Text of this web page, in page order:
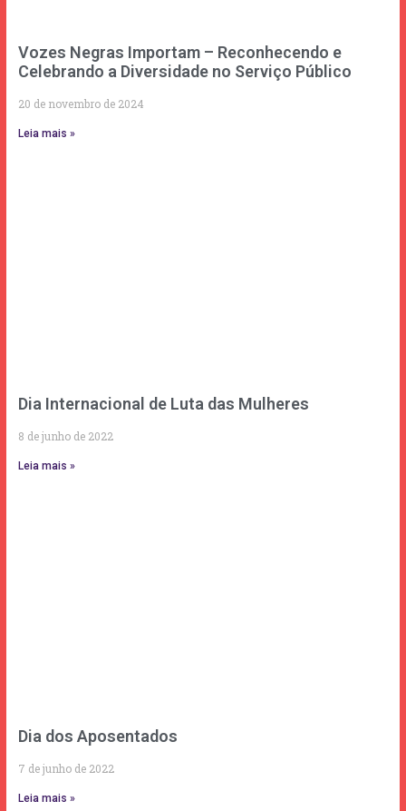
Vozes Negras Importam – Reconhecendo e
Celebrando a Diversidade no Serviço Público
20 de novembro de 2024
Leia mais »
Dia Internacional de Luta das Mulheres
8 de junho de 2022
Leia mais »
Dia dos Aposentados
7 de junho de 2022
Leia mais »